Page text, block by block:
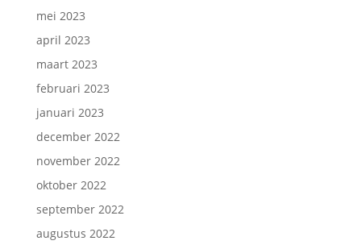
mei 2023
april 2023
maart 2023
februari 2023
januari 2023
december 2022
november 2022
oktober 2022
september 2022
augustus 2022